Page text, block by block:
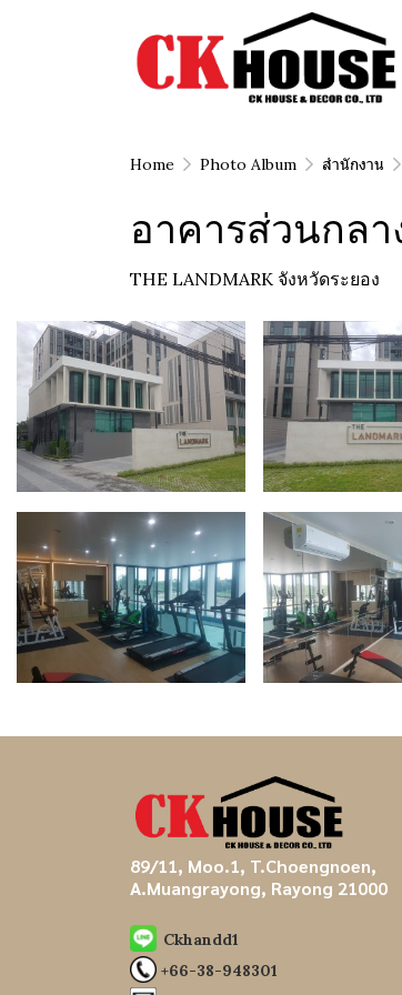
Home Photo Album สำนักงาน
อาคารส่วนกล
THE LANDMARK จังหวัดระยอง
89/11, Moo.1, T.Choengnoen,
A.Muangrayong, Rayong 21000
Ckhandd1
+66-38-948301